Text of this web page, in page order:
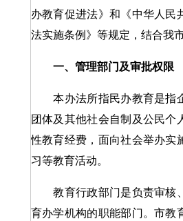
办教育促进法》和《中华人民
法实施条例》等规定，结合我
一、管理部门及审批权限
本办法所指民办教育是指
团体及其他社会自制及公民个
性教育经费，面向社会举办实
习等教育活动。
教育行政部门是负责审核
育办学机构的职能部门。市教